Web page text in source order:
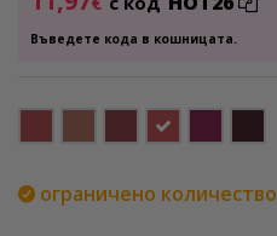
Въведете кода в кошницата.
ограничено количество